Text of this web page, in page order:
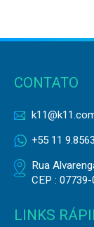
CONTATO
+55 11
Rua
CEP :
LINKS